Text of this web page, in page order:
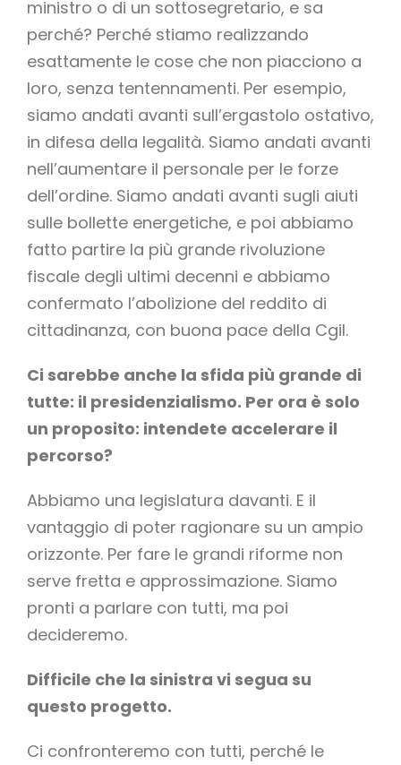
ministro o di un sottosegretario, e sa
perché? Perché stiamo realizzando
esattamente le cose che non piacciono a
loro, senza tentennamenti. Per esempio,
siamo andati avanti sull’ergastolo ostativo,
in difesa della legalità. Siamo andati avanti
nell’aumentare il personale per le forze
dell’ordine. Siamo andati avanti sugli aiuti
sulle bollette energetiche, e poi abbiamo
fatto partire la più grande rivoluzione
fiscale degli ultimi decenni e abbiamo
confermato l’abolizione del reddito di
cittadinanza, con buona pace della Cgil.
Ci sarebbe anche la sfida più grande di
tutte: il presidenzialismo. Per ora è solo
un proposito: intendete accelerare il
percorso?
Abbiamo una legislatura davanti. E il
vantaggio di poter ragionare su un ampio
orizzonte. Per fare le grandi riforme non
serve fretta e approssimazione. Siamo
pronti a parlare con tutti, ma poi
decideremo.
Difficile che la sinistra vi segua su
questo progetto.
Ci confronteremo con tutti, perché le